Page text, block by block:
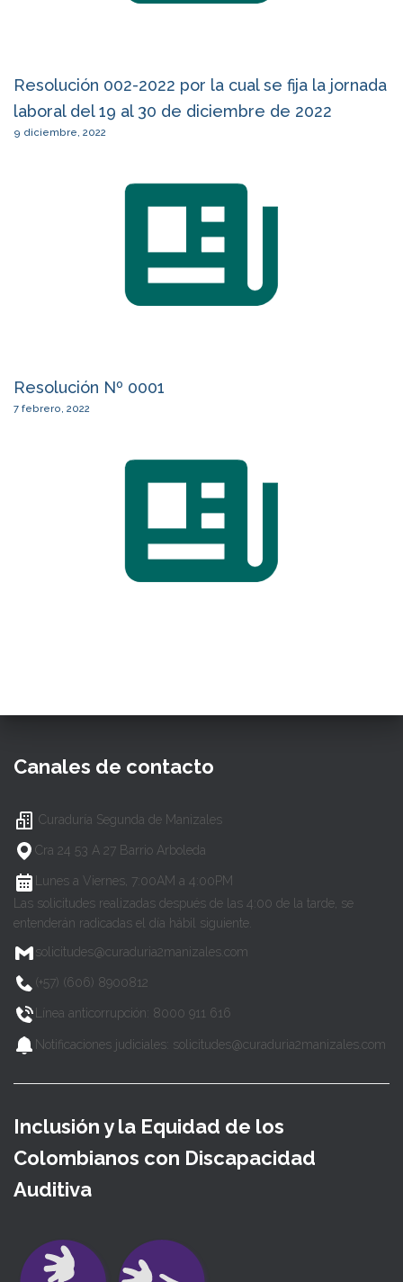
Resolución 002-2022 por la cual se fija la jornada
laboral del 19 al 30 de diciembre de 2022
9 diciembre, 2022
Resolución Nº 0001
7 febrero, 2022
Canales de contacto
Curaduría Segunda de Manizales
Cra 24 53 A 27 Barrio Arboleda
Lunes a Viernes, 7:00AM a 4:00PM
Las solicitudes realizadas después de las 4:00 de la tarde, se
entenderán radicadas el día hábil siguiente.
solicitudes@curaduria2manizales.com
(+57) (606) 8900812
Línea anticorrupción: 8000 911 616
Notificaciones judiciales: solicitudes@curaduria2manizales.com
Inclusión y la Equidad de los
Colombianos con Discapacidad
Auditiva